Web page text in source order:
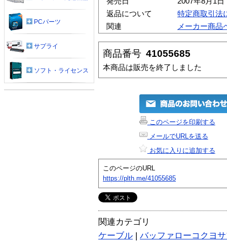
返品について
特定商取引法
関連
メーカー商品
商品番号 41055685
本商品は販売を終了しました
このページを印刷する
メールでURLを送る
お気に入りに追加する
このページのURL
https://plth.me/41055685
関連カテゴリ
ケーブル | バッファローコクヨ
PCパーツ
サプライ
ソフト・ライセンス